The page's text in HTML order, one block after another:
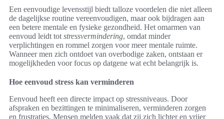
Een eenvoudige levensstijl biedt talloze voordelen die niet alleen
de dagelijkse routine vereenvoudigen, maar ook bijdragen aan
een betere mentale en fysieke gezondheid. Het omarmen van
eenvoud leidt tot stressvermindering, omdat minder
verplichtingen en rommel zorgen voor meer mentale ruimte.
Wanneer men zich ontdoet van overbodige zaken, ontstaan er
mogelijkheden voor focus op datgene wat echt belangrijk is.
Hoe eenvoud stress kan verminderen
Eenvoud heeft een directe impact op stressniveaus. Door
afspraken en bezittingen te minimaliseren, verminderen zorgen
en frustraties. Mensen melden vaak dat zij zich lichter en vrijer